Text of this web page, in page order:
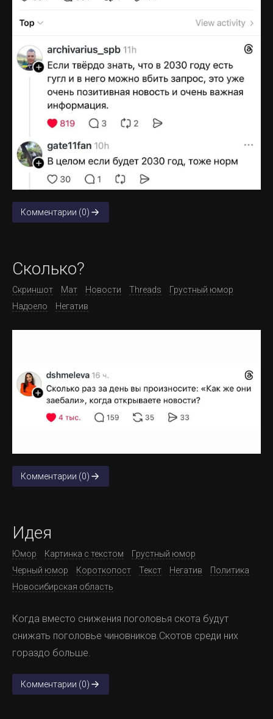
Комментарии (0)
Сколько?
Скриншот Мат Новости Threads
Грустный юмор
Надоело
Негатив
Комментарии (0)
Идея
Юмор Картинка с текстом
Грустный юмор
Черный юмор
Короткопост Текст Негатив
Политика
Новосибирская область
Когда вместо снижения поголовья скота будут
снижать поголовье чиновников.Скотов среди них
гораздо больше.
Комментарии (0)